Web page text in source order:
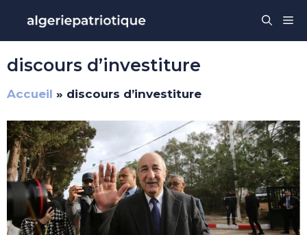
contenu
discours d’investiture
Accueil » discours d’investiture